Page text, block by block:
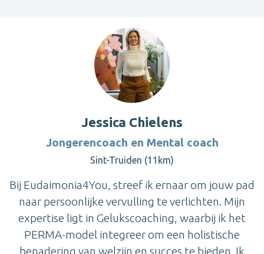
Jessica Chielens
Jongerencoach en Mental coach
Sint-Truiden (11km)
Bij Eudaimonia4You, streef ik ernaar om jouw pad
naar persoonlijke vervulling te verlichten. Mijn
expertise ligt in Gelukscoaching, waarbij ik het
PERMA-model integreer om een holistische
benadering van welzijn en succes te bieden. Ik